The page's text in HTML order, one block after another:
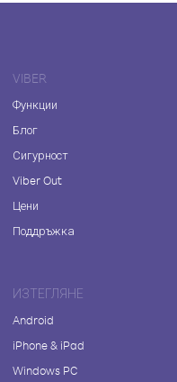
VIBER
Функции
Блог
Сигурност
Viber Out
Цени
Поддръжка
ИЗТЕГЛЯНЕ
Android
iPhone & iPad
Windows PC